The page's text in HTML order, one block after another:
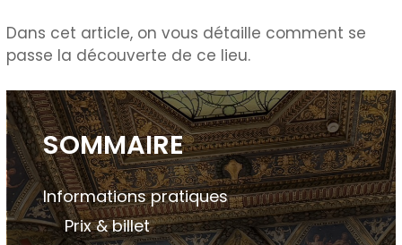
Dans cet article, on vous détaille comment se
passe la découverte de ce lieu.
SOMMAIRE
Informations pratiques
Prix & billet